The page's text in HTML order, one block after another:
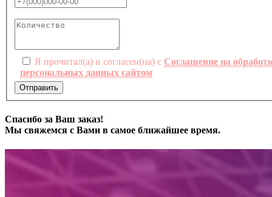
Я прочитал(а) и согласен(на) с Соглашение на
персональных данных сайтом
Отправить
Спасибо за Ваш заказ!
Мы свяжемся с Вами в самое ближайшее время.